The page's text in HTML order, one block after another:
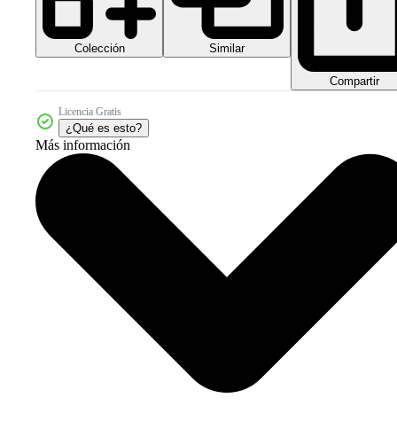
Colección Similar
Compartir
Licencia Gratis
¿Qué es esto?
Más información